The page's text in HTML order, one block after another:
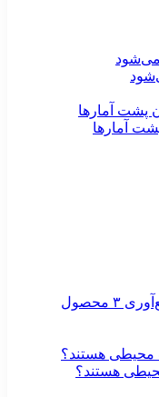
آمارها
دستور سازمان غذا و دارو برای جمع‌آوری ۳ محصول
هستند؟